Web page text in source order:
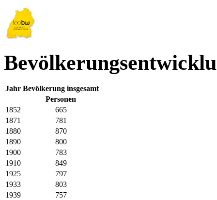
Jahr Bevölkerung insgesamt
Personen
1852
665
1871
781
1880
870
1890
800
1900
783
1910
849
1925
797
1933
803
1939
757